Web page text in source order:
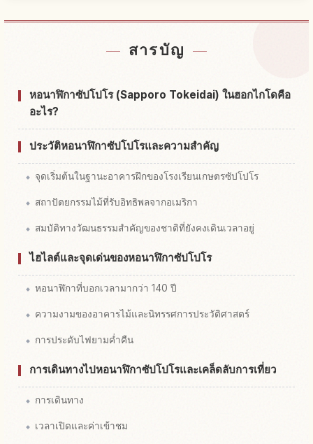
สารบัญ
หอนาฬิกาซัปโปโร (Sapporo Tokeidai) ในฮอกไกโดคือ
อะไร?
ประวัติหอนาฬิกาซัปโปโรและความสำคัญ
จุดเริ่มต้นในฐานะอาคารฝึกของโรงเรียนเกษตรซัปโปโร
สถาปัตยกรรมไม้ที่รับอิทธิพลจากอเมริกา
สมบัติทางวัฒนธรรมสำคัญของชาติที่ยังคงเดินเวลาอยู่
ไฮไลต์และจุดเด่นของหอนาฬิกาซัปโปโร
หอนาฬิกาที่บอกเวลามากว่า 140 ปี
ความงามของอาคารไม้และนิทรรศการประวัติศาสตร์
การประดับไฟยามค่ำคืน
การเดินทางไปหอนาฬิกาซัปโปโรและเคล็ดลับการเที่ยว
การเดินทาง
เวลาเปิดและค่าเข้าชม